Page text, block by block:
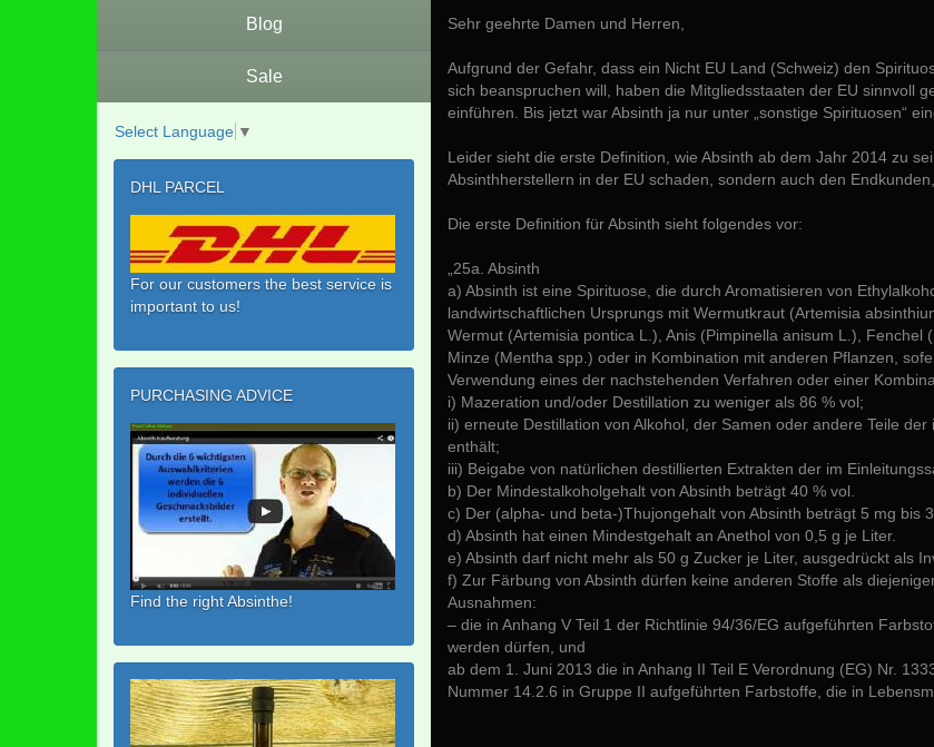
Blog
Sale
Select Language ▼
DHL PARCEL
For our customers the best service is
important to us!
PURCHASING ADVICE
Find the right Absinthe!
Sehr geehrte Damen und Herren,
Aufgrund der Gefahr, dass ein Nicht EU Land (Schweiz) den
sich beanspruchen will, haben die Mitgliedsstaaten der EU sinnvoll
einführen. Bis jetzt war Absinth ja nur unter „sonstige Spirituosen“
Leider sieht die erste Definition, wie Absinth ab dem Jahr 2014 zu
Absinthherstellern in der EU schaden, sondern auch den
Die erste Definition für Absinth sieht folgendes vor:
„25a. Absinth
a) Absinth ist eine Spirituose, die durch Aromatisieren von
landwirtschaftlichen Ursprungs mit Wermutkraut (Artemisia
Wermut (Artemisia pontica L.), Anis (Pimpinella anisum L.), Fenchel
Minze (Mentha spp.) oder in Kombination mit anderen Pflanzen,
Verwendung eines der nachstehenden Verfahren oder einer
i) Mazeration und/oder Destillation zu weniger als 86 % vol;
ii) erneute Destillation von Alkohol, der Samen oder andere Teile
enthält;
iii) Beigabe von natürlichen destillierten Extrakten der im
b) Der Mindestalkoholgehalt von Absinth beträgt 40 % vol.
c) Der (alpha- und beta-)Thujongehalt von Absinth beträgt 5 mg bis
d) Absinth hat einen Mindestgehalt an Anethol von 0,5 g je Liter.
e) Absinth darf nicht mehr als 50 g Zucker je Liter, ausgedrückt als
f) Zur Färbung von Absinth dürfen keine anderen Stoffe als
Ausnahmen:
– die in Anhang V Teil 1 der Richtlinie 94/36/EG aufgeführten
werden dürfen, und
ab dem 1. Juni 2013 die in Anhang II Teil E Verordnung (EG) Nr.
Nummer 14.2.6 in Gruppe II aufgeführten Farbstoffe, die in